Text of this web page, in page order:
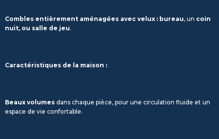
Combles entièrement aménagées avec velux : bureau, un coin
nuit, ou salle de jeu.
Caractéristiques de la maison :
Beaux volumes dans chaque pièce, pour une circulation fluide et un
espace de vie confortable.